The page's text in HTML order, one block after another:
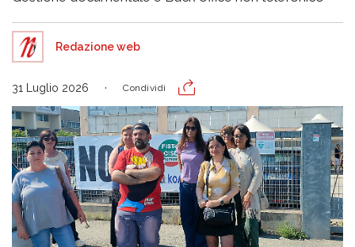
Redazione web
31 Luglio 2026 Condividi